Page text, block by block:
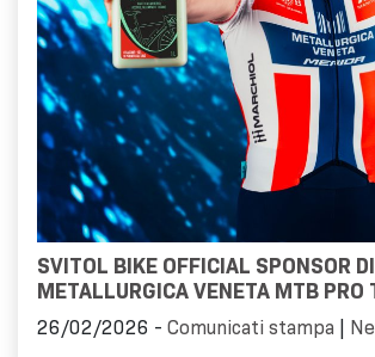
SVITOL BIKE OFFICIAL SPONSOR DI
METALLURGICA VENETA MTB PRO
26/02/2026 - Comunicati stampa